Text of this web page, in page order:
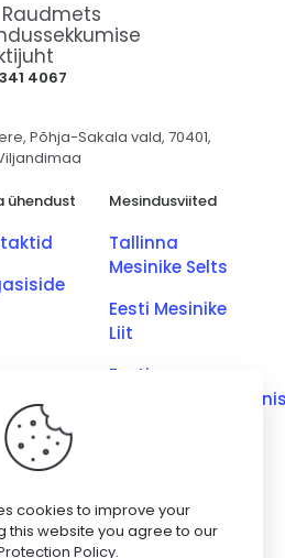
4067
Põhja-Sakala vald, 70401,
ühendust Mesindusviited
Tallinna
Mesinike Selts
Eesti Mesinike
Liit
Eesti
Saaremaa
Meetootjate
cookies to improve your
this website you agree to our
Policy.